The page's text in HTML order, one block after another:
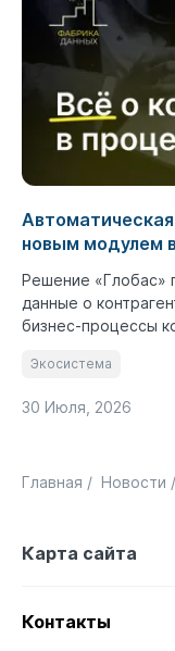
новым модулем
Решение «Глобас»
данные о
бизнес-процессы
Экосистема
30 Июля, 2026
Главная / Новости /
Карта сайта
Контакты